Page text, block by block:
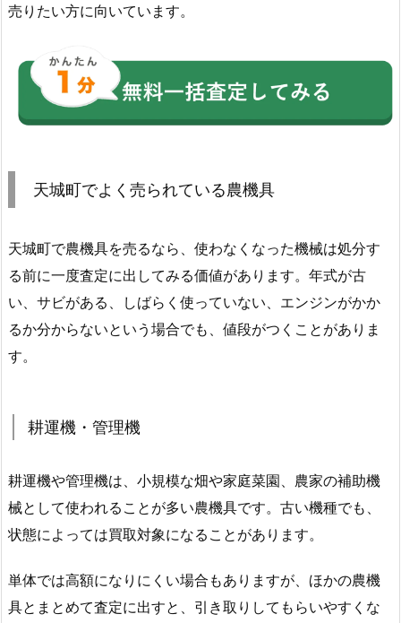
売りたい方に向いています。
天城町でよく売られている農機具
天城町で農機具を売るなら、使わなくなった機械は処分す
る前に一度査定に出してみる価値があります。年式が古
い、サビがある、しばらく使っていない、エンジンがかか
るか分からないという場合でも、値段がつくことがありま
す。
耕運機・管理機
耕運機や管理機は、小規模な畑や家庭菜園、農家の補助機
械として使われることが多い農機具です。古い機種でも、
状態によっては買取対象になることがあります。
単体では高額になりにくい場合もありますが、ほかの農機
具とまとめて査定に出すと、引き取りしてもらいやすくな